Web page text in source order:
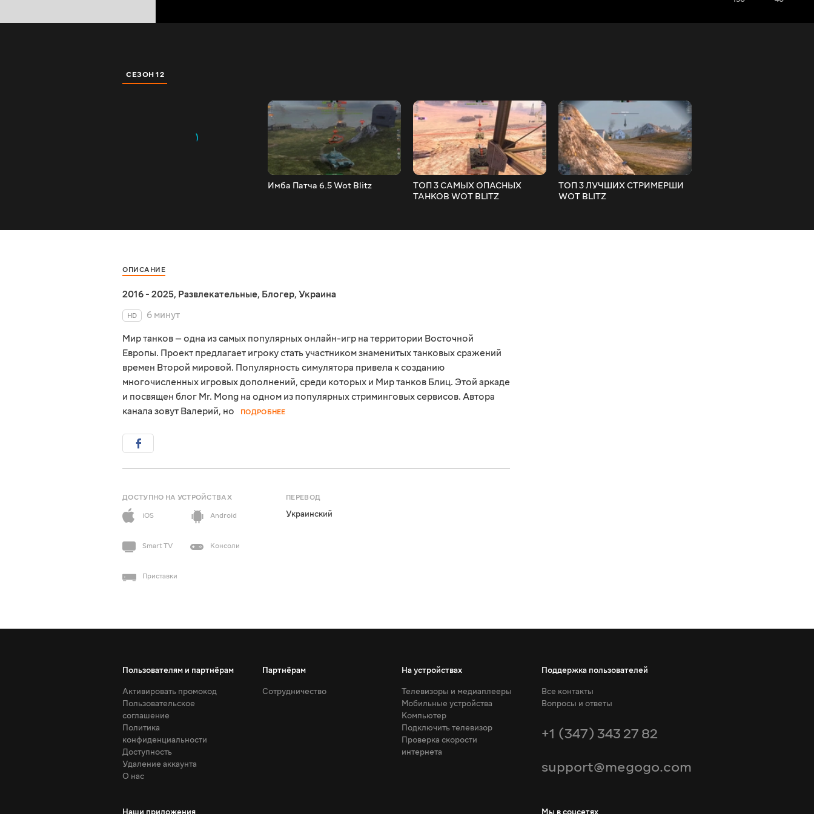
СЕЗОН 12
Имба Патча 6.5 Wot Blitz
ТОП 3 САМЫХ ОПАСНЫХ
ТАНКОВ WOT BLITZ
ТОП 3 ЛУЧШИХ СТРИМЕРШИ
WOT BLITZ
ОПИСАНИЕ
2016 - 2025, Развлекательные, Блогер, Украина
HD
6 минут
Мир танков — одна из самых популярных онлайн-игр на территории Восточной
Европы. Проект предлагает игроку стать участником знаменитых танковых сражений
времен Второй мировой. Популярность симулятора привела к созданию
многочисленных игровых дополнений, среди которых и Мир танков Блиц. Этой аркаде
и посвящен блог Mr. Mong на одном из популярных стриминговых сервисов. Автора
канала зовут Валерий, но
ПОДРОБНЕЕ
ДОСТУПНО НА УСТРОЙСТВАХ
iOS
Android
Smart TV Консоли
Приставки
ПЕРЕВОД
Украинский
Пользователям и партнёрам
Активировать промокод
Пользовательское
соглашение
Политика
конфиденциальности
Доступность
Удаление аккаунта
О нас
Партнёрам
Сотрудничество
На устройствах
Телевизоры и медиаплееры
Мобильные устройства
Компьютер
Подключить телевизор
Проверка скорости
интернета
Поддержка пользователей
Все контакты
Вопросы и ответы
+1 (347) 343 27 82
support@megogo.com